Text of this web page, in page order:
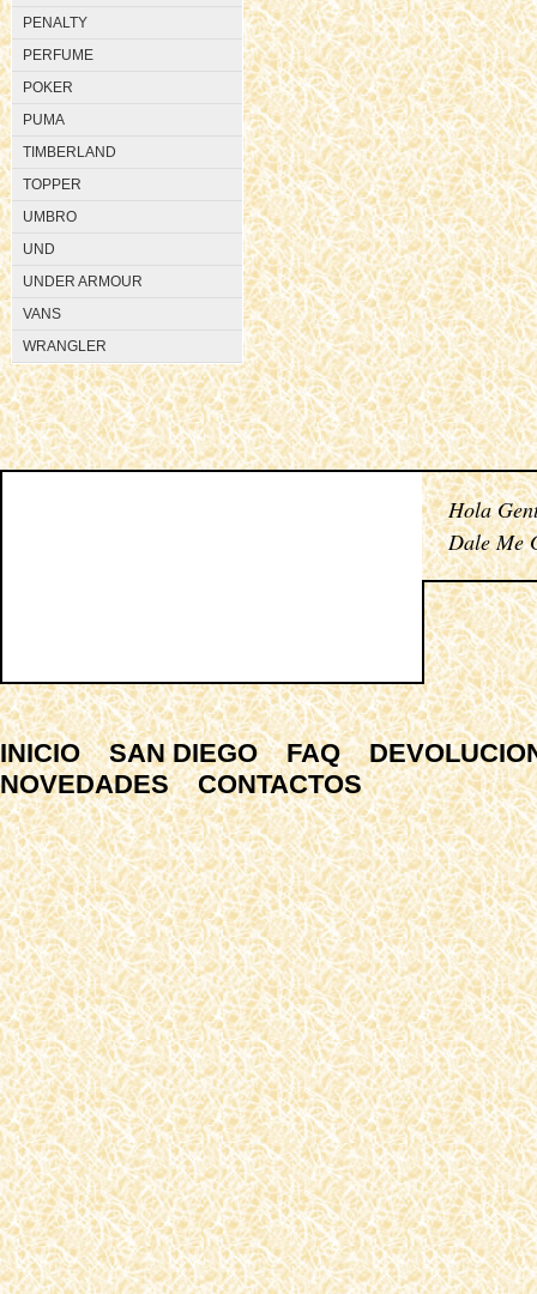
PENALTY
PERFUME
POKER
PUMA
TIMBERLAND
TOPPER
UMBRO
UND
UNDER ARMOUR
VANS
WRANGLER
Hola
Dale Me
INICIO SAN DIEGO FAQ
NOVEDADES
CONTACTOS